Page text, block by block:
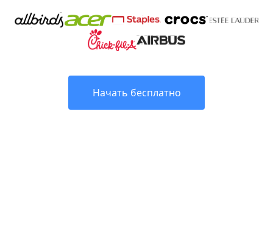
Начать бесплатно